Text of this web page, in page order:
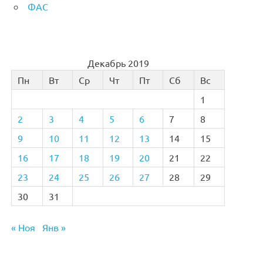
ФАС
Декабрь 2019
Пн
Вт Ср Чт Пт Сб
Вс
1
2
3 4 5 6 7
8
9
10 11 12 13 14
15
16
17 18 19 20 21
22
23
24 25 26 27 28
29
30
31
« Ноя Янв »